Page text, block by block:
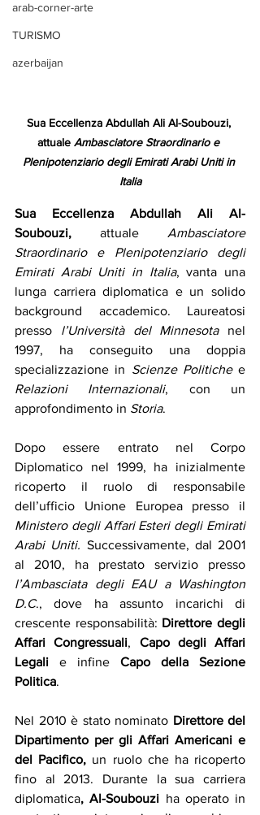
arab-corner-arte
TURISMO
azerbaijan
Sua Eccellenza Abdullah Ali Al-Soubouzi,
attuale Ambasciatore Straordinario e
Plenipotenziario degli Emirati Arabi Uniti in
Italia
Sua Eccellenza Abdullah Ali Al-
Soubouzi, attuale Ambasciatore
Straordinario e Plenipotenziario degli
Emirati Arabi Uniti in Italia, vanta una
lunga carriera diplomatica e un solido
background accademico. Laureatosi
presso l’Università del Minnesota nel
1997, ha conseguito una doppia
specializzazione in Scienze Politiche
Relazioni Internazionali, con un
approfondimento in Storia.
Dopo essere entrato nel Corpo
Diplomatico nel 1999, ha inizialmente
ricoperto il ruolo di responsabile
Ministero degli Affari Esteri degli Emirati
Arabi Uniti. Successivamente, dal 2001
l’Ambasciata degli EAU a Washington
D.C., dove ha assunto incarichi di
crescente responsabilità: Direttore degli
Affari Congressuali, Capo degli Affari
Legali e infine Capo della Sezione
Politica.
Nel 2010 è stato nominato Direttore del
Dipartimento per gli Affari Americani e
del Pacifico, un ruolo che ha ricoperto
fino al 2013. Durante la sua carriera
diplomatica, Al-Soubouzi ha operato in